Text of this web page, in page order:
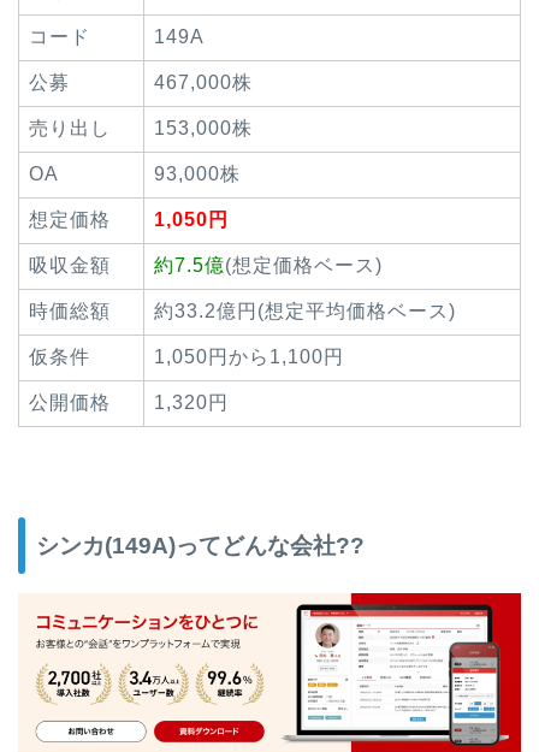
コード 149A
公募 467,000株
売り出し 153,000株
OA 93,000株
想定価格 1,050円
吸収金額 約7.5億(想定価格ベース)
時価総額 約33.2億円(想定平均価格ベース)
仮条件 1,050円から1,100円
公開価格 1,320円
シンカ(149A)ってどんな会社??